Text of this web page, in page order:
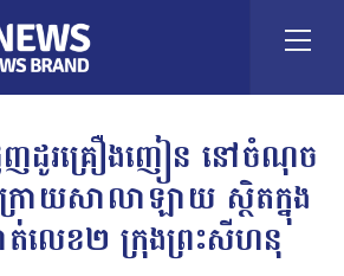
ញដូរគ្រឿងញៀន នៅចំណុច
ក្រោយសាលាឡាយ ស្ថិតក្នុង
ត់លេខ២ ក្រុងព្រះសីហនុ